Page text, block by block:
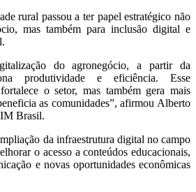
rural passou a ter papel estratégico não
mas também para inclusão digital e
do agronegócio, a partir da
produtividade e eficiência. Esse
o setor, mas também gera mais
as comunidades”, afirmou Alberto
Brasil.
da infraestrutura digital no campo
o acesso a conteúdos educacionais,
e novas oportunidades econômicas